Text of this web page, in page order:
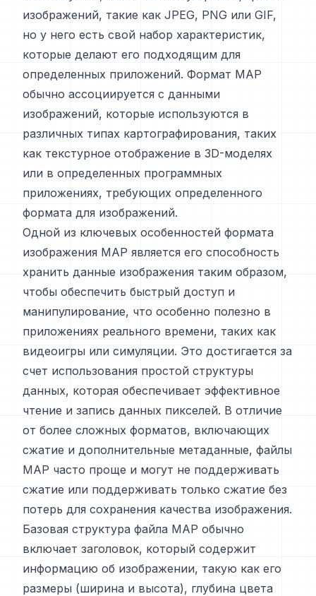
изображений, такие как JPEG, PNG или GIF,
но у него есть свой набор характеристик,
которые делают его подходящим для
определенных приложений. Формат MAP
обычно ассоциируется с данными
изображений, которые используются в
различных типах картографирования, таких
как текстурное отображение в 3D-моделях
или в определенных программных
приложениях, требующих определенного
формата для изображений.
Одной из ключевых особенностей формата
изображения MAP является его способность
хранить данные изображения таким образом,
чтобы обеспечить быстрый доступ и
манипулирование, что особенно полезно в
приложениях реального времени, таких как
видеоигры или симуляции. Это достигается за
счет использования простой структуры
данных, которая обеспечивает эффективное
чтение и запись данных пикселей. В отличие
от более сложных форматов, включающих
сжатие и дополнительные метаданные, файлы
MAP часто проще и могут не поддерживать
сжатие или поддерживать только сжатие без
потерь для сохранения качества изображения.
Базовая структура файла MAP обычно
включает заголовок, который содержит
информацию об изображении, такую как его
размеры (ширина и высота), глубина цвета